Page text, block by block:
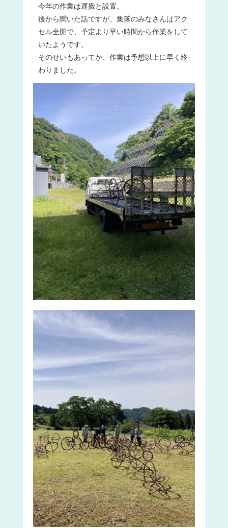
今年の作業は運搬と設置。
後から聞いた話ですが、集落のみなさんはアク
セル全開で、予定より早い時間から作業をして
いたようです。
そのせいもあってか、作業は予想以上に早く終
わりました。